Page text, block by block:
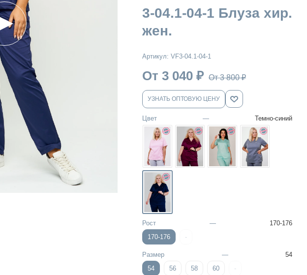
3-04.1-04-1 Блуза хир.
жен.
Артикул: VF3-04.1-04-1
От 3 040 ₽ От 3 800₽
УЗНАТЬ ОПТОВУЮ ЦЕНУ
Цвет — Темно-синий
Рост —
170-176
170-176
-
Размер —
54
54
56 58 60 -